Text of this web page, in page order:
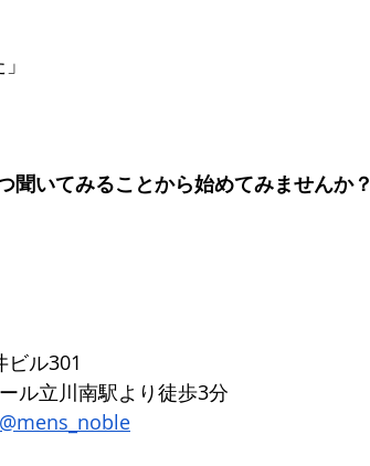
聞いてみることから始めてみませんか？
ビル301
ル立川南駅より徒歩3分